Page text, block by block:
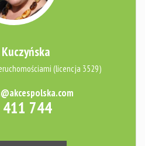
(licencja 3529)
744